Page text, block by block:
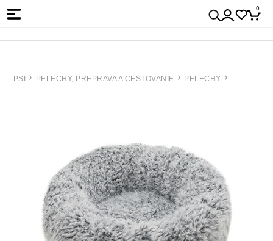
0
PSI PELECHY, PREPRAVA A CESTOVANIE PELECHY